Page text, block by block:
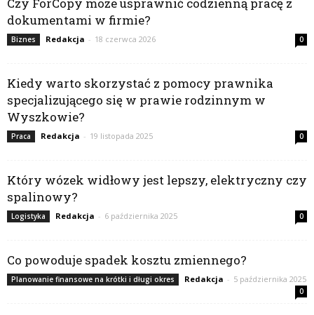
dokumentami w firmie?
Biznes Redakcja - 18 czerwca 2026 0
Kiedy warto skorzystać z pomocy prawnika
specjalizującego się w prawie rodzinnym w
Wyszkowie?
Praca Redakcja - 19 listopada 2025 0
Który wózek widłowy jest lepszy, elektryczny czy
spalinowy?
Logistyka Redakcja - 6 października 2025 0
Co powoduje spadek kosztu zmiennego?
Planowanie finansowe na krótki i długi okres Redakcja - 5 października 2025
0